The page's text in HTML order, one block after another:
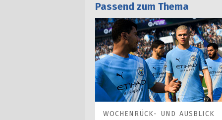
Passend zum Thema
WOCHENRÜCK- UND AUSBLICK